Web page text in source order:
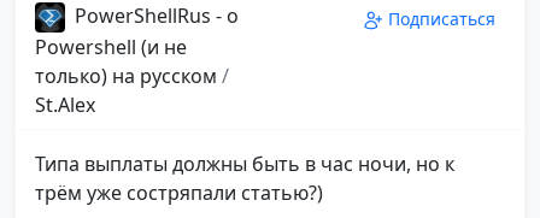
PowerShellRus - о
Powershell (и не
только) на русском /
St.Alex
Подписаться
Типа выплаты должны быть в час ночи, но к
трём уже состряпали статью?)